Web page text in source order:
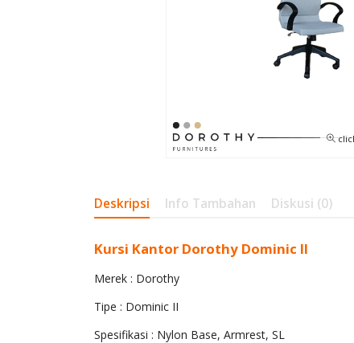
Deskripsi Info Tambahan Diskusi (0)
Kursi Kantor Dorothy Dominic II
Merek : Dorothy
Tipe : Dominic II
Spesifikasi : Nylon Base, Armrest, SL